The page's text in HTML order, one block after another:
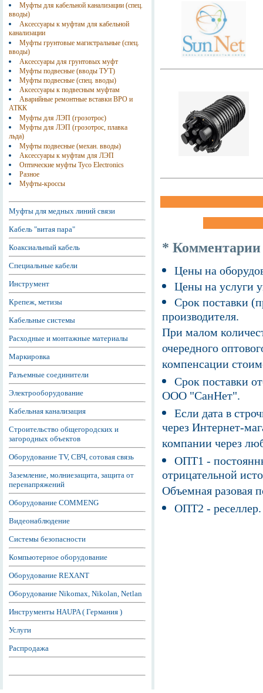
Муфты для кабельной канализации (спец.
вводы)
Аксессуары к муфтам для кабельной
канализации
Муфты грунтовые магистральные (спец.
вводы)
Аксессуары для грунтовых муфт
Муфты подвесные (вводы ТУТ)
Муфты подвесные (спец. вводы)
Аксессуары к подвесным муфтам
Аварийные ремонтные вставки ВРО и
АТКК
Муфты для ЛЭП (грозотрос)
Муфты для ЛЭП (грозотрос, плавка
льда)
Муфты подвесные (механ. вводы)
Аксессуары к муфтам для ЛЭП
Оптические муфты Tyco Electronics
Разное
Муфты-кроссы
Муфты для медных линий связи
Кабель "витая пара"
Коаксиальный кабель
Специальные кабели
Инструмент
Крепеж, метизы
Кабельные системы
Расходные и монтажные материалы
Маркировка
Разъемные соединители
Электрооборудование
Кабельная канализация
Строительство общегородских и
загородных объектов
Оборудование TV, СВЧ, сотовая связь
Заземление, молниезащита, защита от
перенапряжений
Оборудование COMMENG
Видеонаблюдение
Системы безопасности
Компьютерное оборудование
Оборудование REXANT
Оборудование Nikomax, Nikolan, Netlan
Инструменты HAUPA ( Германия )
Услуги
Распродажа
* Комментарии
Цены на
Цены на услуги
Срок поставки
производителя.
При малом
очередного
компенсации
Срок поставки
ООО "СанНет".
Если дата в
через Интернет-
компании через
ОПТ1 -
отрицательной
Объемная разовая
ОПТ2 -